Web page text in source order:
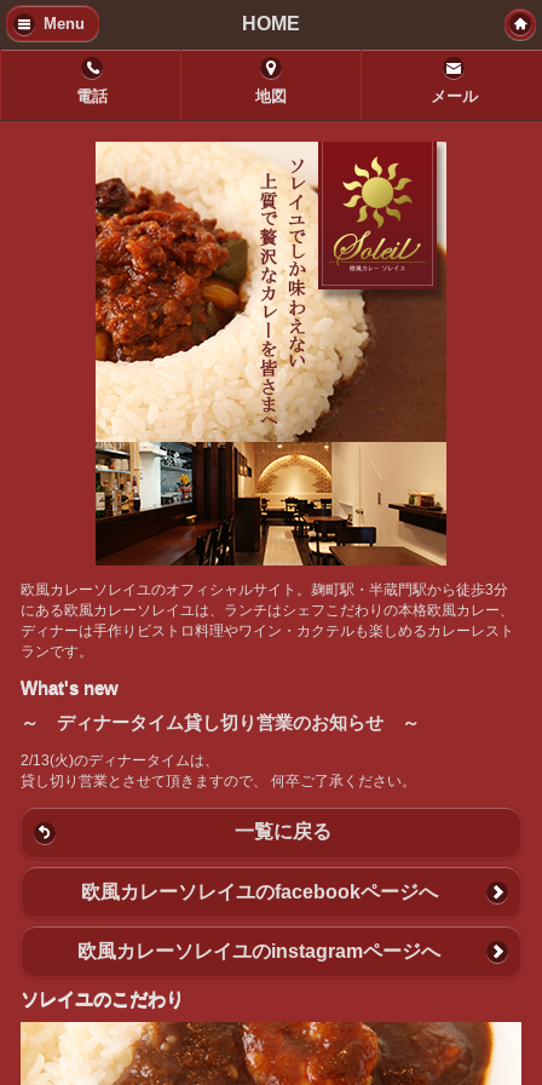
Menu HOME
電話 地図 メール
欧風カレーソレイユのオフィシャルサイト。麹町駅・半蔵門駅から徒歩3分
にある欧風カレーソレイユは、ランチはシェフこだわりの本格欧風カレー、
ディナーは手作りビストロ料理やワイン・カクテルも楽しめるカレーレスト
ランです。
What's new
～ ディナータイム貸し切り営業のお知らせ ～
2/13(火)のディナータイムは、
貸し切り営業とさせて頂きますので、 何卒ご了承ください。
一覧に戻る
欧風カレーソレイユのfacebookページへ
欧風カレーソレイユのinstagramページへ
ソレイユのこだわり